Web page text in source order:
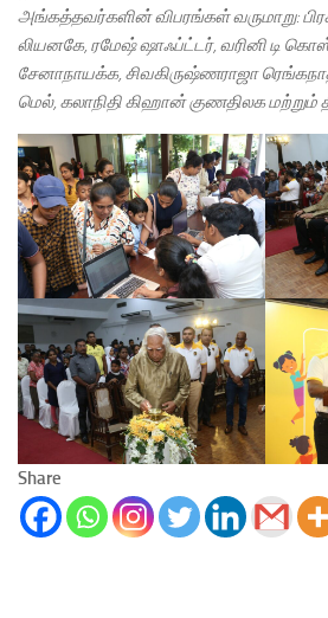
அங்கத்தவர்களின் விபரங்கள் வருமாறு:
லியனகே, ரமேஷ் ஷாஃப்ட்டர், வரினி டி
சேனாநாயக்க, சிவகிருஷ்ணராஜா
மெல், கலாநிதி கிஹான் குணதிலக மற்றும்
Share